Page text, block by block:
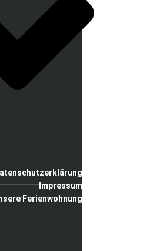
Impressum
Ferienwohnung